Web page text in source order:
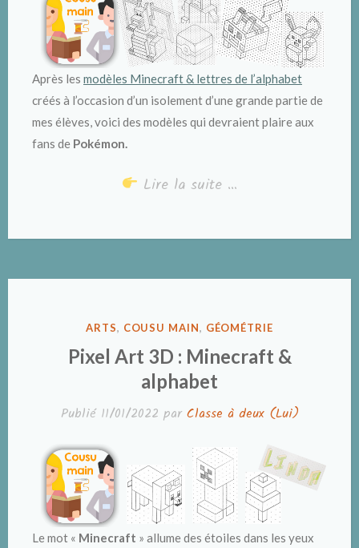
Après les modèles Minecraft & lettres de l’alphabet
créés à l’occasion d’un isolement d’une grande partie de
mes élèves, voici des modèles qui devraient plaire aux
fans de Pokémon.
Lire la suite …
PUBLIÉ
ARTS, COUSU MAIN, GÉOMÉTRIE
Pixel Art 3D : Minecraft &
alphabet
Publié 11/01/2022 par Classe à deux (Lui)
Le mot « Minecraft » allume des étoiles dans les yeux